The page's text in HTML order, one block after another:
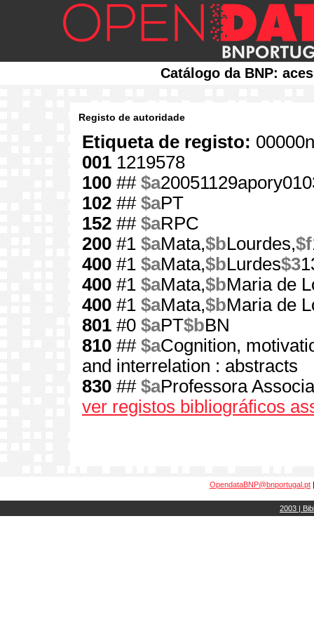
Catálogo da BNP:
Registo de autoridade
Etiqueta de registo:
001 1219578
100 ## $a
102 ## $aPT
152 ## $aRPC
200 #1 $aMata,$bLourdes,$f
400 #1 $aMata,$bLurdes$3
400 #1 $aMata,$bMaria de
400 #1 $aMata,$bMaria de
801 #0 $aPT$bBN
810 ## $aCognition,
and interrelation : abstracts
830 ## $aProfessora
ver registos bibliográficos
OpendataBNP@bnportugal.pt
2003 |